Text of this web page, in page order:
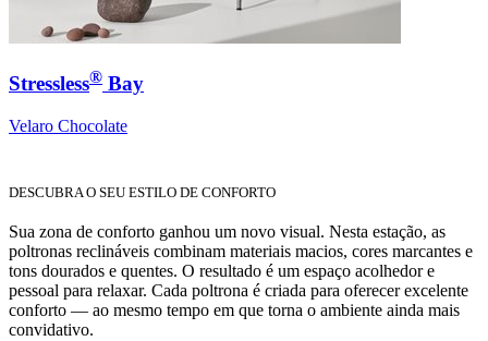
Stressless® Bay
Velaro Chocolate
DESCUBRA O SEU ESTILO DE CONFORTO
Sua zona de conforto ganhou um novo visual. Nesta estação, as
poltronas reclináveis combinam materiais macios, cores marcantes e
tons dourados e quentes. O resultado é um espaço acolhedor e
pessoal para relaxar. Cada poltrona é criada para oferecer excelente
conforto — ao mesmo tempo em que torna o ambiente ainda mais
convidativo.